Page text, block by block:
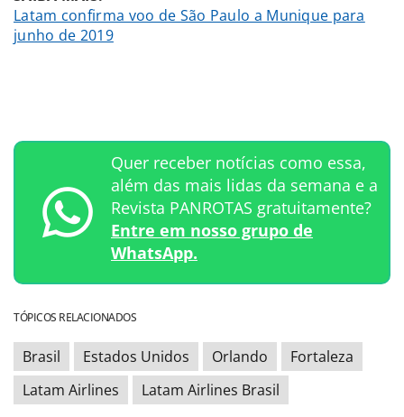
Latam confirma voo de São Paulo a Munique para
junho de 2019
Quer receber notícias como essa,
além das mais lidas da semana e a
Revista PANROTAS gratuitamente?
Entre em nosso grupo de
WhatsApp.
TÓPICOS RELACIONADOS
Brasil Estados Unidos Orlando
Fortaleza
Latam Airlines
Latam Airlines Brasil